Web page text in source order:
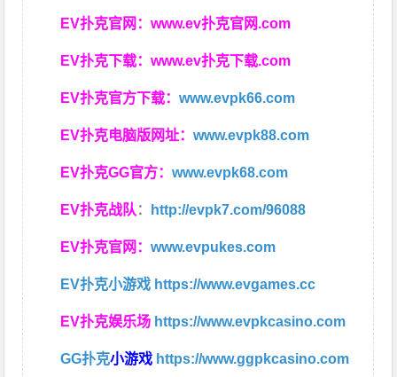
EV扑克官网：www.ev扑克官网.com
EV扑克下载：www.ev扑克下载.com
EV扑克官方下载：www.evpk66.com
EV扑克电脑版网址：www.evpk88.com
EV扑克GG官方：www.evpk68.com
EV扑克战队： http://evpk7.com/96088
EV扑克官网：www.evpukes.com
EV扑克小游戏 https://www.evgames.cc
EV扑克娱乐场 https://www.evpkcasino.com
GG扑克小游戏 https://www.ggpkcasino.com